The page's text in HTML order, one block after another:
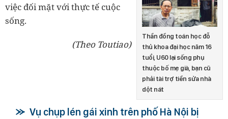
Thần đồng toán học đỗ
thủ khoa đại học năm 16
tuổi, U60 lại sống phụ
thuộc bố mẹ già, bạn cũ
phải tài trợ tiền sửa nhà
dột nát
việc đối mặt với thực tế cuộc
sống.
(Theo Toutiao)
Vụ chụp lén gái xinh trên phố Hà Nội bị